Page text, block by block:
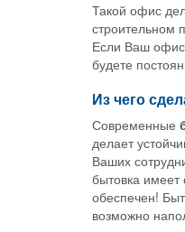
Такой офис
строительном
Если Ваш офис
будете
Из чего
Современные
делает
Ваших
бытовка
обеспечен!
возможно